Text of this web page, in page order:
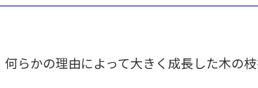
らかの理由によって大きく成長した木の